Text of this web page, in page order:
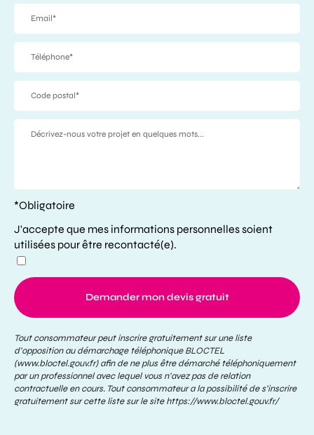
*Obligatoire
J'accepte que mes informations personnelles soient
utilisées pour être recontacté(e).
Demander mon devis gratuit
Tout consommateur peut inscrire gratuitement sur une liste
d’opposition au démarchage téléphonique BLOCTEL
(www.bloctel.gouv.fr) afin de ne plus être démarché téléphoniquement
par un professionnel avec lequel vous n’avez pas de relation
contractuelle en cours. Tout consommateur a la possibilité de s’inscrire
gratuitement sur cette liste sur le sitehttps://www.bloctel.gouv.fr/